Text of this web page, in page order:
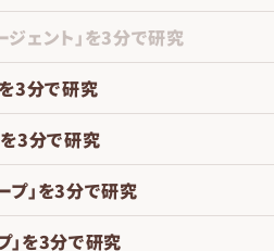
ジェント」を3分で研究
を3分で研究
を3分で研究
プ」を3分で研究
」を3分で研究